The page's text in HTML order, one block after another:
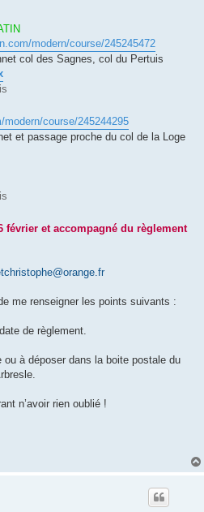
modern/course/245245472
col des Sagnes, col du Pertuis
course/245244295
et passage proche du col de la Loge
février et accompagné du règlement
me renseigner les points suivants :
de règlement.
à déposer dans la boite postale du
n’avoir rien oublié !